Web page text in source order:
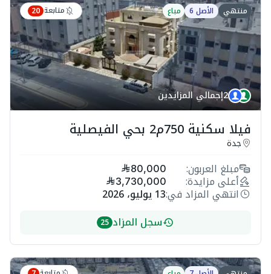
منتهي الأصل 6 مباع متابعة 20
2إجمالي المزايدين
فيلا سكنية 750م2 بحي الفيصلية
جدة
مبلغ العربون: 80,000
أعلى مزايدة: 3,730,000
انتهي المزاد في:13 يوليو، 2026
سجل المزاد 25